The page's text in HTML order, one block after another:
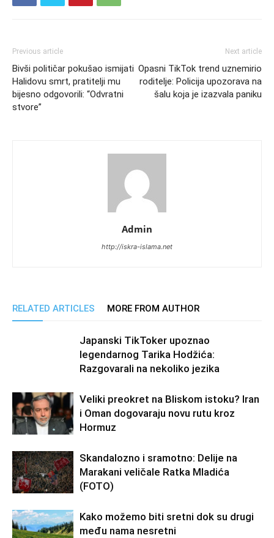
Previous article
Bivši političar pokušao ismijati
Halidovu smrt, pratitelji mu
bijesno odgovorili: “Odvratni
stvore”
Next article
Opasni TikTok trend uznemirio
roditelje: Policija upozorava na
šalu koja je izazvala paniku
Admin
http://iskra-islama.net
RELATED ARTICLES MORE FROM AUTHOR
Japanski TikToker upoznao
legendarnog Tarika Hodžića:
Razgovarali na nekoliko jezika
Veliki preokret na Bliskom istoku? Iran
i Oman dogovaraju novu rutu kroz
Hormuz
Skandalozno i sramotno: Delije na
Marakani veličale Ratka Mladića
(FOTO)
Kako možemo biti sretni dok su drugi
među nama nesretni